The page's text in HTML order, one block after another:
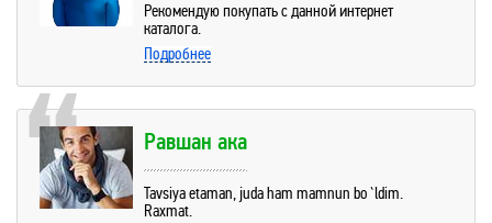
Рекомендую покупать с данной интернет
каталога.
Подробнее
Равшан ака
Tavsiya etaman, juda ham mamnun bo`ldim.
Raxmat.